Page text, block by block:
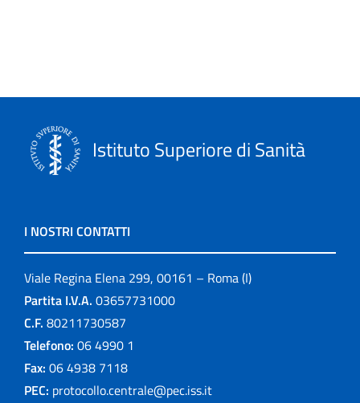
Istituto Superiore di Sanità
I NOSTRI CONTATTI
Viale Regina Elena 299, 00161 – Roma (I)
Partita I.V.A. 03657731000
C.F. 80211730587
Telefono: 06 4990 1
Fax: 06 4938 7118
PEC: protocollo.centrale@pec.iss.it